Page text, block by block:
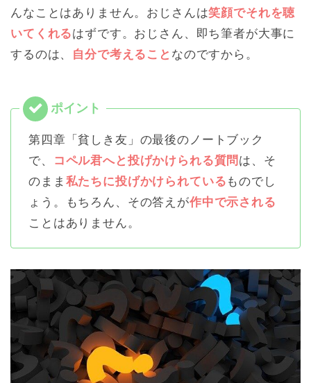
んなことはありません。おじさんは笑顔でそれを聴
いてくれるはずです。おじさん、即ち筆者が大事に
するのは、 自分で考えること なのですから。
第四章「貧しき友」の最後のノートブック
で、
コペル君へと投げかけられる質問 は、そ
のまま 私たちに投げかけられている ものでし
ょう。もちろん、その答えが作中で示される
ことはありません。